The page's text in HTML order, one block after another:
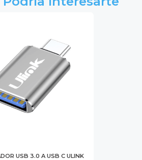
USB 3.0 A USB C ULINK